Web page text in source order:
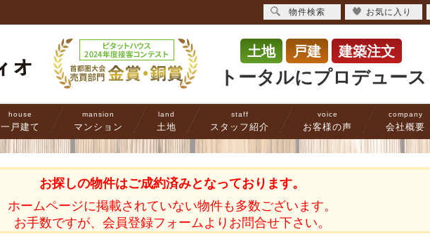
土地 戸建 建築注文
トータルにプロデュース
house
一戸建て
mansion
マンション
land
土地
staff
スタッフ紹介
voice
お客様の声
company
会社概要
お探しの物件はご成約済みとなっております。
ホームページに掲載されていない物件も多数ございます。
お手数ですが、会員登録フォームよりお問合せ下さい。
物件検索 お気に入り